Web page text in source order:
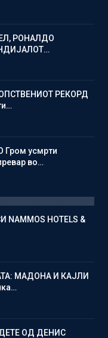
РОНАЛДО
РЕКОРД
усмрти
во…
NAMMOS HOTELS &
МАДОНА И КАЈЛИ
ОД ДЕНИС